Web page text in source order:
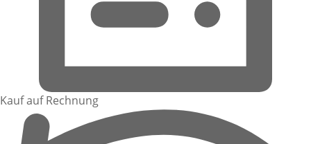
Kauf auf Rechnung